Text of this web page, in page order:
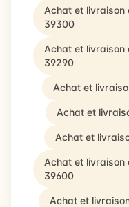
Achat et livraison
39300
Achat et livraison
39290
Achat et
Achat et
Achat et
Achat et livraison
39600
Achat et